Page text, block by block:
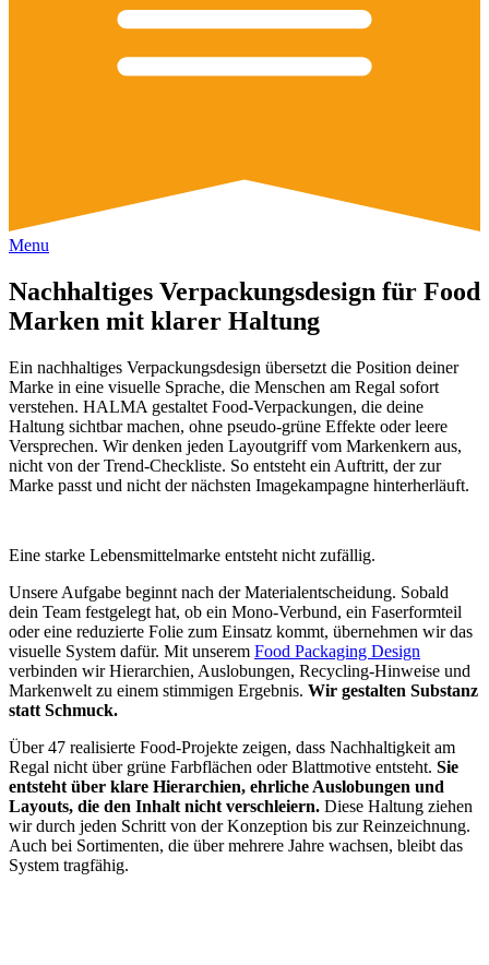
Menu
Nachhaltiges Verpackungsdesign für Food
Marken mit klarer Haltung
Ein nachhaltiges Verpackungsdesign übersetzt die Position deiner
Marke in eine visuelle Sprache, die Menschen am Regal sofort
verstehen. HALMA gestaltet Food-Verpackungen, die deine
Haltung sichtbar machen, ohne pseudo-grüne Effekte oder leere
Versprechen. Wir denken jeden Layoutgriff vom Markenkern aus,
nicht von der Trend-Checkliste. So entsteht ein Auftritt, der zur
Marke passt und nicht der nächsten Imagekampagne hinterherläuft.
Eine starke Lebensmittelmarke entsteht nicht zufällig.
Unsere Aufgabe beginnt nach der Materialentscheidung. Sobald
dein Team festgelegt hat, ob ein Mono-Verbund, ein Faserformteil
oder eine reduzierte Folie zum Einsatz kommt, übernehmen wir das
visuelle System dafür. Mit unserem Food Packaging Design
verbinden wir Hierarchien, Auslobungen, Recycling-Hinweise und
Markenwelt zu einem stimmigen Ergebnis. Wir gestalten Substanz
statt Schmuck.
Über 47 realisierte Food-Projekte zeigen, dass Nachhaltigkeit am
Regal nicht über grüne Farbflächen oder Blattmotive entsteht. Sie
entsteht über klare Hierarchien, ehrliche Auslobungen und
Layouts, die den Inhalt nicht verschleiern. Diese Haltung ziehen
wir durch jeden Schritt von der Konzeption bis zur Reinzeichnung.
Auch bei Sortimenten, die über mehrere Jahre wachsen, bleibt das
System tragfähig.